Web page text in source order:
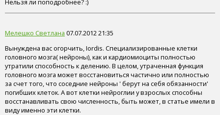
Нельзя ли поподробнее? :)
Мелешко Светлана 07.07.2012 21:35
Вынуждена вас огорчить, Iordis. Специализированные клетки
головного мозга( нейроны), как и кардиомиоциты полностью
утратили способность к делению. В целом, утраченная функция
головного мозга может восстановиться частично или полностью
за счет того, что соседние нейроны ' берут на себя обязанности'
погибших клеток. А вот клетки нейроглии у взрослых способны
восстанавливать свою численность, быть может, в статье имели в
виду именно эти клетки.